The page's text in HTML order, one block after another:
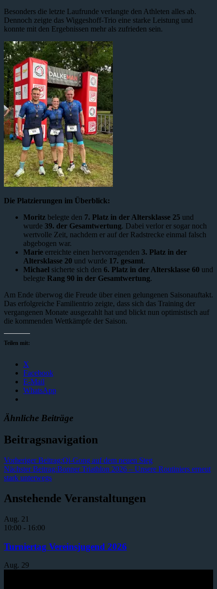
Besonders die letzte Laufrunde verlangte den Athleten alles ab.
Dennoch zeigte das Wiggeshoff-Trio eine starke Leistung und
konnte mit den Ergebnissen mehr als zufrieden sein.
Die Platzierungen im Überblick:
Moritz belegte den 7. Platz in der Altersklasse 25 und
wurde 39. der Gesamtwertung. Dabei verlor er sogar noch
wertvolle Zeit, nachdem er auf der Radstrecke einmal falsch
abgebogen war.
Marie erreichte einen hervorragenden 3. Platz in der
Altersklasse 20 und wurde 17. gesamt.
Michael sicherte sich den 6. Platz in der Altersklasse 60 und
belegte Rang 90 in der Gesamtwertung.
Am Ende überwog die Freude über einen gelungenen Saisonauftakt.
Das erfolgreiche Familientrio zeigte, dass sich das Training der
vergangenen Monate ausgezahlt hat und blickt nun optimistisch auf
die kommenden Wettkämpfe der Saison.
Teilen mit:
X
Facebook
E-Mail
WhatsApp
Ähnliche Beiträge
Beitragsnavigation
Vorheriger Beitrag:Qi-Gong auf dem neuen Steg
Nächster Beitrag:Bonner Triathlon 2026 – Unsere Routiniers erneut
stark unterwegs
Anstehende Veranstaltungen
Aug. 21
10:00 - 16:00
Turniertag Vereinsjugend 2026
Aug. 29